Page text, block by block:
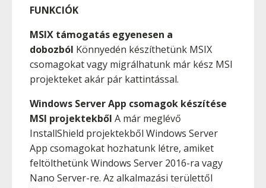
FUNKCIÓK
MSIX támogatás egyenesen a
dobozból Könnyedén készíthetünk MSIX
csomagokat vagy migrálhatunk már kész MSI
projekteket akár pár kattintással.
Windows Server App csomagok készítése
MSI projektekből A már meglévő
InstallShield projektekből Windows Server
App csomagokat hozhatunk létre, amiket
feltölthetünk Windows Server 2016-ra vagy
Nano Server-re. Az alkalmazási területtől